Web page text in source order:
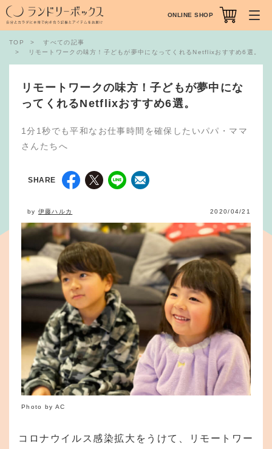
TOP
すべての記事
リモートワークの味方！子どもが夢中になってくれるNetflixおすすめ6選。
リモートワークの味方！子どもが夢中にな
ってくれるNetflixおすすめ6選。
1分1秒でも平和なお仕事時間を確保したいパパ・ママ
さんたちへ
SHARE
by 伊藤ハルカ 2020/04/21
Photo by AC
コロナウイルス感染拡大をうけて、リモートワー
ONLINE SHOP